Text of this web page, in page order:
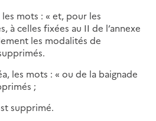
mots : « et, pour les
à celles fixées au II de l’annexe
les modalités de
les mots : « ou de la baignade
;
supprimé.